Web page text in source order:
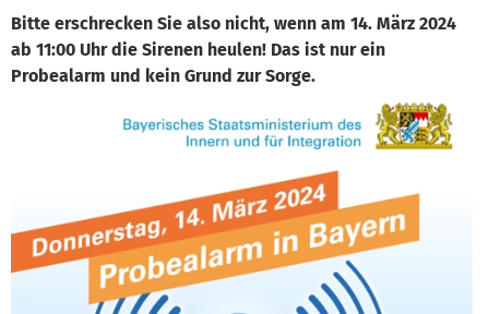
Bitte erschrecken Sie also nicht, wenn am 14. März 2024
ab 11:00 Uhr die Sirenen heulen! Das ist nur ein
Probealarm und kein Grund zur Sorge.